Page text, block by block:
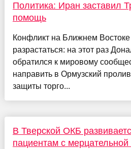
Политика: Иран заставил
помощь
Конфликт на Ближнем
разрастаться: на этот раз
обратился к мировому
направить в Ормузский
защиты торго...
В Тверской ОКБ
пациентам с